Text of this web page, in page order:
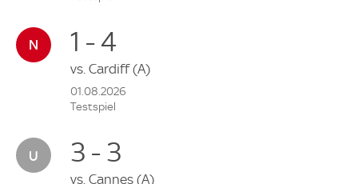
1 - 4
vs. Cardiff(A)
01.08.2026
Testspiel
3 - 3
vs. Cannes (A)